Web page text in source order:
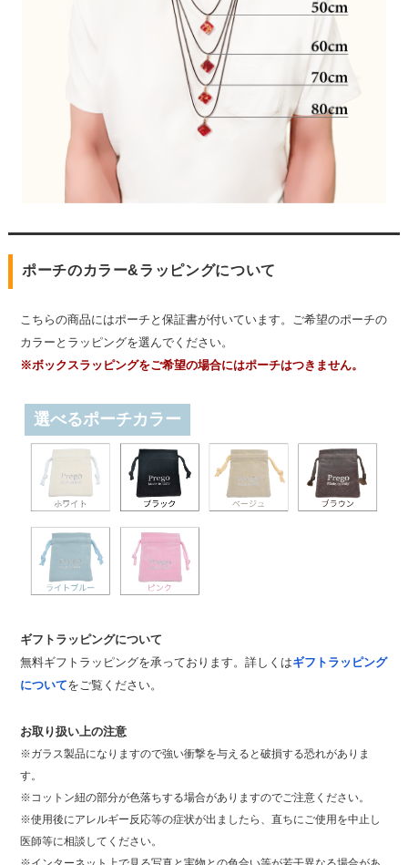
ポーチのカラー&ラッピングについて
こちらの商品にはポーチと保証書が付いています。ご希望のポーチの
カラーとラッピングを選んでください。
※ボックスラッピングをご希望の場合にはポーチはつきません。
選べるポーチカラー
ギフトラッピングについて
無料ギフトラッピングを承っております。詳しくはギフトラッピング
についてをご覧ください。
お取り扱い上の注意
※ガラス製品になりますので強い衝撃を与えると破損する恐れがありま
す。
※コットン紐の部分が色落ちする場合がありますのでご注意ください。
※使用後にアレルギー反応等の症状が出ましたら、直ちにご使用を中止し
医師等に相談してください。